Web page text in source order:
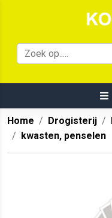
Home Drogisterij
kwasten, penselen